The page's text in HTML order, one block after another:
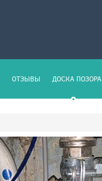
ОТЗЫВЫ ДОСКА ПОЗОРА